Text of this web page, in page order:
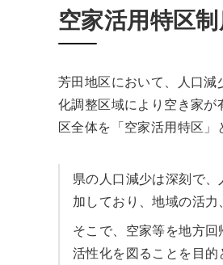
空家活用特区
芳田地区において、人口
化調整区域により空き家
区全体を「空家活用特区」
県の人口減少は深刻で
加しており、地域の活力
そこで、空家等を地方
活性化を図ることを目